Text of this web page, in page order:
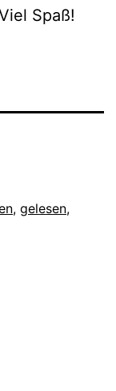
Spaß!
, gelesen,